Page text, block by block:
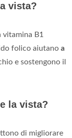
vista?
vitamina B1
folico aiutano a
e sostengono il
la vista?
di migliorare